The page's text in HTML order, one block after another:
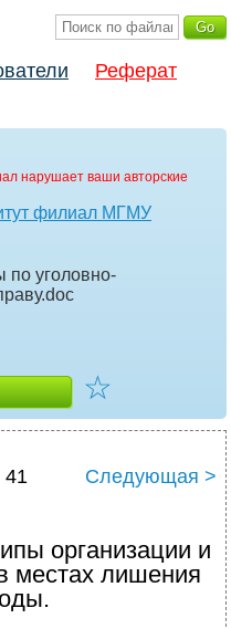
Реферат
нарушает ваши авторские
филиал МГМУ
по уголовно-
.doc
☆
41 Следующая >
организации и
местах лишения